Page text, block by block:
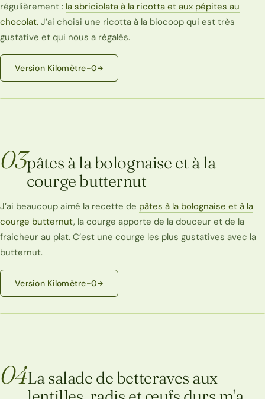
régulièrement : la sbriciolata à la ricotta et aux pépites au
chocolat. J’ai choisi une ricotta à la biocoop qui est très
gustative et qui nous a régalés.
Version Kilomètre-0
03pâtes à la bolognaise et à la
courge butternut
J’ai beaucoup aimé la recette de pâtes à la bolognaise et à la
courge butternut, la courge apporte de la douceur et de la
fraicheur au plat. C’est une courge les plus gustatives avec la
butternut.
Version Kilomètre-0
04La salade de betteraves aux